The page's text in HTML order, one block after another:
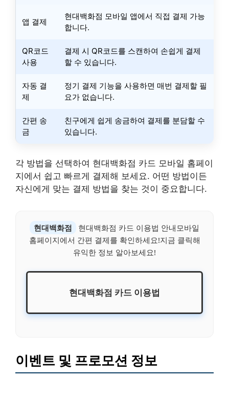
앱 결제
현대백화점 모바일 앱에서 직접 결제 가능
합니다.
QR코드
사용
결제 시 QR코드를 스캔하여 손쉽게 결제
할 수 있습니다.
자동 결
제
정기 결제 기능을 사용하면 매번 결제할 필
요가 없습니다.
간편 송
금
친구에게 쉽게 송금하여 결제를 분담할 수
있습니다.
각 방법을 선택하여 현대백화점 카드 모바일 홈페이
지에서 쉽고 빠르게 결제해 보세요. 어떤 방법이든
자신에게 맞는 결제 방법을 찾는 것이 중요합니다.
현대백화점
현대백화점 카드 이용법 안내모바일
홈페이지에서 간편 결제를 확인하세요!지금 클릭해
유익한 정보 알아보세요!
현대백화점 카드 이용법
이벤트 및 프로모션 정보